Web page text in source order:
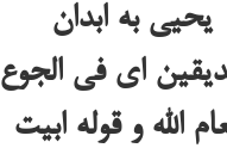
یحیی به ابدان
ای فی الجوع
الله و قوله ابیت